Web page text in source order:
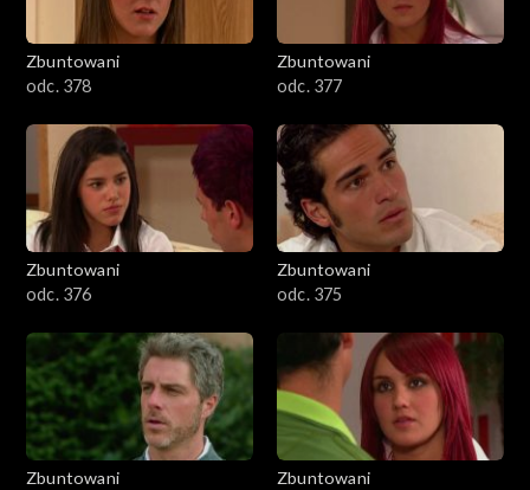
Zbuntowani
odc. 378
Zbuntowani
odc. 377
Zbuntowani
odc. 376
Zbuntowani
odc. 375
Zbuntowani
Zbuntowani